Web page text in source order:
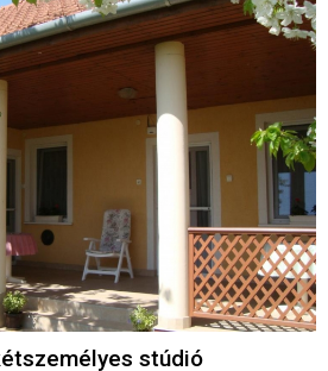
stúdió